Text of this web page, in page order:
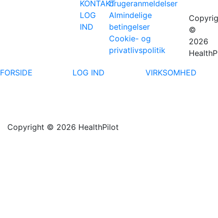
KONTAKT
LOG
IND
brugeranmeldelser
Almindelige
betingelser
Cookie- og
privatlivspolitik
©
2026
FORSIDE
LOG IND VIRKSOMHED
Copyright © 2026 HealthPilot